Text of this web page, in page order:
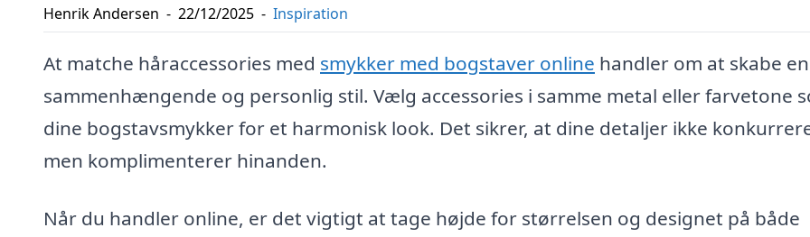
Henrik Andersen - 22/12/2025 - Inspiration
At matche håraccessories med smykker med bogstaver online handler om at skabe en
sammenhængende og personlig stil. Vælg accessories i samme metal eller farvetone
dine bogstavsmykker for et harmonisk look. Det sikrer, at dine detaljer ikke
men komplimenterer hinanden.
Når du handler online, er det vigtigt at tage højde for størrelsen og designet på både